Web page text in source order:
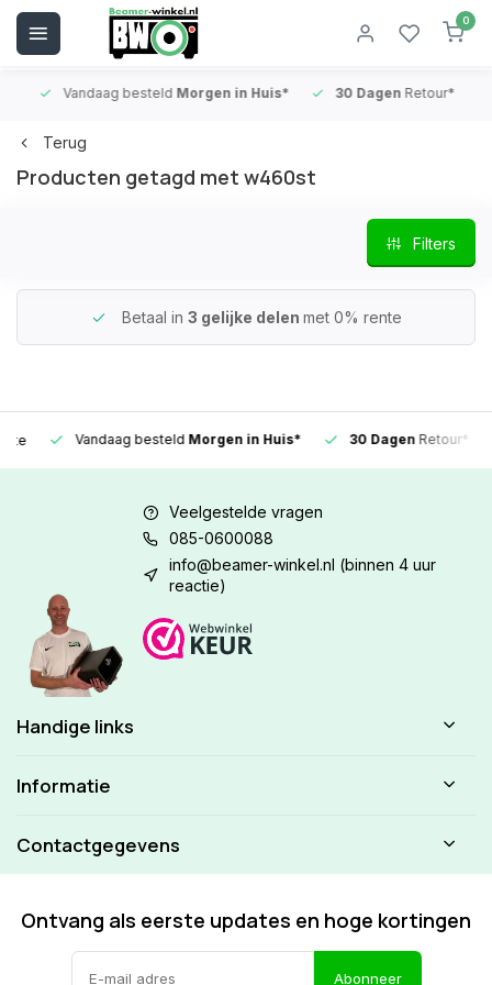
0
Vandaag besteldMorgen in Huis* 30 DagenRetour*
Terug
Producten getagd met w460st
Filters
Betaal in 3 gelijke delen met 0% rente
Vandaag besteldMorgen in Huis* 30 DagenRetour*
Veelgestelde vragen
085-0600088
info@beamer-winkel.nl (binnen 4 uur
reactie)
Handige links
Informatie
Contactgegevens
Ontvang als eerste updates en hoge kortingen
Abonneer